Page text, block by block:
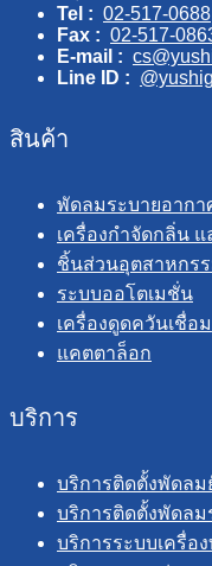
Tel : 02-517-0688
Fax : 02-517-
E-mail :
Line ID :
สินค้า
พัดลมระบายอากา
เครื่องกำจัดกลิ่น แ
ชิ้นส่วนอุตสาหกร
ระบบออโตเมชั่น
เครื่องดูดควันเชื่อม
แคตตาล็อก
บริการ
บริการติดตั้งพัดลม
บริการติดตั้งพัดลม
บริการระบบเครื่อ